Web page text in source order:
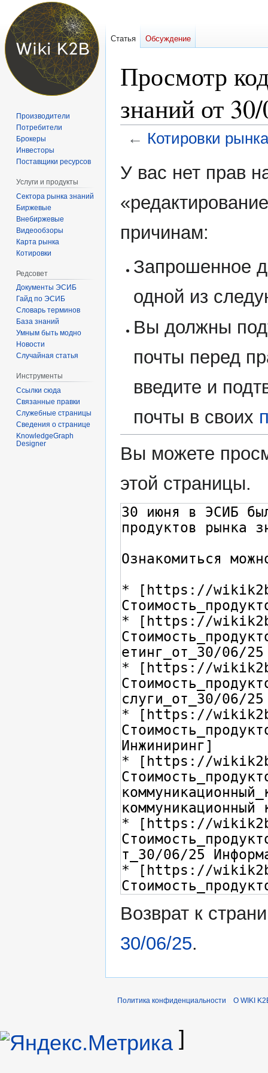
Просмотр
знаний от
← Котировки
ккУ вас нет прав
причинам:
Запрошенное
одной из
Вы должны
почты перед
введите и
почты в своих
Вы можете
этой страницы.
Возврат к
30/06/25.
Статья Обсуждение
Производители
Потребители
Брокеры
Инвесторы
Поставщики ресурсов
Услуги и продукты
Сектора рынка знаний
Биржевые
Внебиржевые
Видеообзоры
Карта рынка
Котировки
Редсовет
Документы ЭСИБ
Гайд по ЭСИБ
Словарь терминов
База знаний
Умным быть модно
Новости
Случайная статья
Инструменты
Ссылки сюда
Связанные правки
Служебные страницы
Сведения о странице
KnowledgeGraph
Designer
Политика конфиденциальности О WIKI
]